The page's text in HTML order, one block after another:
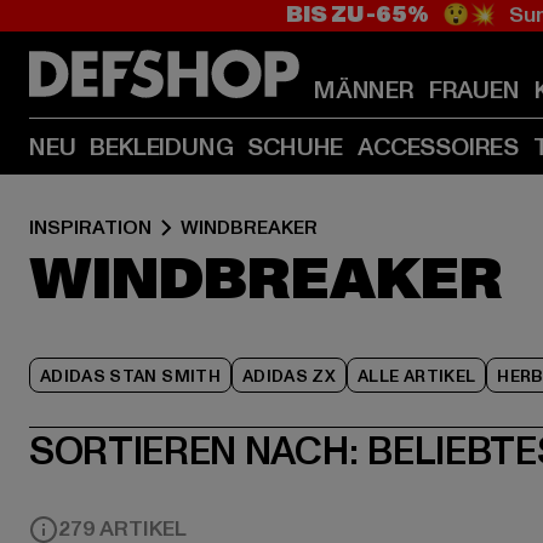
BIS ZU -65% 😲💥
MÄNNER FRAUEN
NEU BEKLEIDUNG SCHUHE ACCESSOIRES
INSPIRATION WINDBREAKER
WINDBREAKER
ADIDAS STAN SMITH ADIDAS ZX ALLE ARTIKEL
SORTIEREN NACH:
279 ARTIKEL